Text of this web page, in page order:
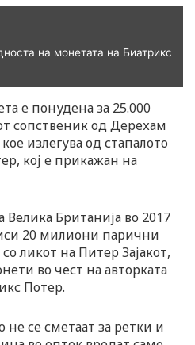
на монетата на Биатрикс
е понудена за 25.000
сопственик од Дерехам
излегува од стапалото
кој е прикажан на
Велика Британија во 2017
20 милиони парични
ликот на Питер Зајакот,
во чест на авторката
Потер.
се сметаат за ретки и